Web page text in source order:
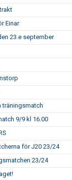
Einar
23.e september
träningsmatch
9/9 kl 16.00
för J20 23/24
23/24